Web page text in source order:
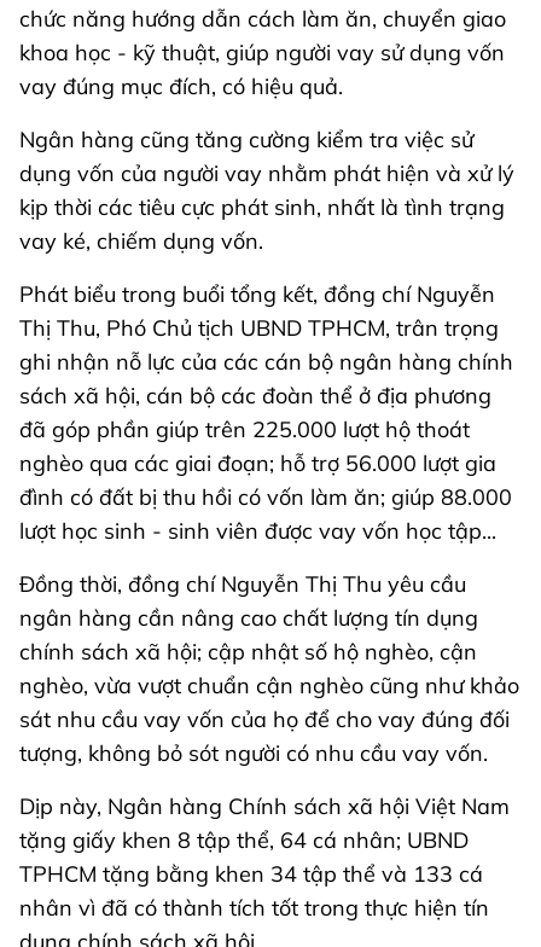
chức năng hướng dẫn cách làm ăn, chuyển giao
khoa học - kỹ thuật, giúp người vay sử dụng vốn
vay đúng mục đích, có hiệu quả.
Ngân hàng cũng tăng cường kiểm tra việc sử
dụng vốn của người vay nhằm phát hiện và xử lý
kịp thời các tiêu cực phát sinh, nhất là tình trạng
vay ké, chiếm dụng vốn.
Phát biểu trong buổi tổng kết, đồng chí Nguyễn
Thị Thu, Phó Chủ tịch UBND TPHCM, trân trọng
ghi nhận nỗ lực của các cán bộ ngân hàng chính
sách xã hội, cán bộ các đoàn thể ở địa phương
đã góp phần giúp trên 225.000 lượt hộ thoát
nghèo qua các giai đoạn; hỗ trợ 56.000 lượt gia
đình có đất bị thu hồi có vốn làm ăn; giúp 88.000
lượt học sinh - sinh viên được vay vốn học tập...
Đồng thời, đồng chí Nguyễn Thị Thu yêu cầu
ngân hàng cần nâng cao chất lượng tín dụng
chính sách xã hội; cập nhật số hộ nghèo, cận
nghèo, vừa vượt chuẩn cận nghèo cũng như khảo
sát nhu cầu vay vốn của họ để cho vay đúng đối
tượng, không bỏ sót người có nhu cầu vay vốn.
Dịp này, Ngân hàng Chính sách xã hội Việt Nam
tặng giấy khen 8 tập thể, 64 cá nhân; UBND
TPHCM tặng bằng khen 34 tập thể và 133 cá
nhân vì đã có thành tích tốt trong thực hiện tín